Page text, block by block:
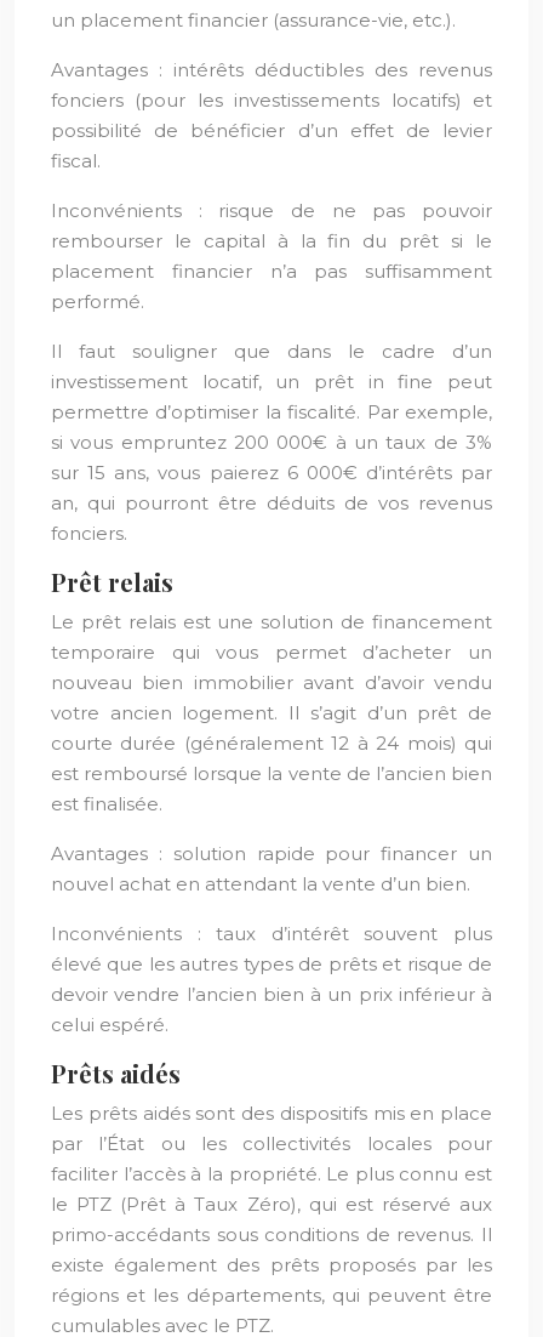
un placement financier (assurance-vie, etc.).
Avantages : intérêts déductibles des revenus
fonciers (pour les investissements locatifs) et
possibilité de bénéficier d’un effet de levier
fiscal.
Inconvénients : risque de ne pas pouvoir
rembourser le capital à la fin du prêt si le
placement financier n’a pas suffisamment
performé.
Il faut souligner que dans le cadre d’un
investissement locatif, un prêt in fine peut
permettre d’optimiser la fiscalité. Par exemple,
si vous empruntez 200 000€ à un taux de 3%
sur 15 ans, vous paierez 6 000€ d’intérêts par
an, qui pourront être déduits de vos revenus
fonciers.
Prêt relais
Le prêt relais est une solution de financement
temporaire qui vous permet d’acheter un
nouveau bien immobilier avant d’avoir vendu
votre ancien logement. Il s’agit d’un prêt de
courte durée (généralement 12 à 24 mois) qui
est remboursé lorsque la vente de l’ancien bien
est finalisée.
Avantages : solution rapide pour financer un
nouvel achat en attendant la vente d’un bien.
Inconvénients : taux d’intérêt souvent plus
élevé que les autres types de prêts et risque de
devoir vendre l’ancien bien à un prix inférieur à
celui espéré.
Prêts aidés
Les prêts aidés sont des dispositifs mis en place
par l’État ou les collectivités locales pour
faciliter l’accès à la propriété. Le plus connu est
le PTZ (Prêt à Taux Zéro), qui est réservé aux
primo-accédants sous conditions de revenus. Il
existe également des prêts proposés par les
régions et les départements, qui peuvent être
cumulables avec le PTZ.